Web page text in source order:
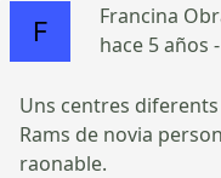
Francina
hace 5 años -
Uns centres
Rams de novia
raonable.